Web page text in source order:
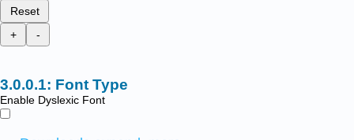
Reset
+
-
Font Type
Enable Dyslexic Font